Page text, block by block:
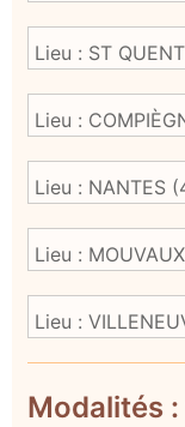
Modalités :